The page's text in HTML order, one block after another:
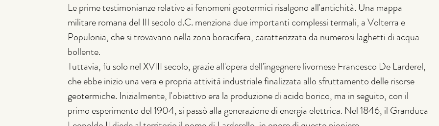
Le prime testimonianze relative ai fenomeni geotermici risalgono all'antichità. Una mappa
militare romana del III secolo d.C. menziona due importanti complessi termali, a Volterra e
Populonia, che si trovavano nella zona boracifera, caratterizzata da numerosi laghetti di acqua
bollente.
Tuttavia, fu solo nel XVIII secolo, grazie all'opera dell'ingegnere livornese Francesco De Larderel,
che ebbe inizio una vera e propria attività industriale finalizzata allo sfruttamento delle risorse
geotermiche. Inizialmente, l'obiettivo era la produzione di acido borico, ma in seguito, con il
primo esperimento del 1904, si passò alla generazione di energia elettrica. Nel 1846, il Granduca